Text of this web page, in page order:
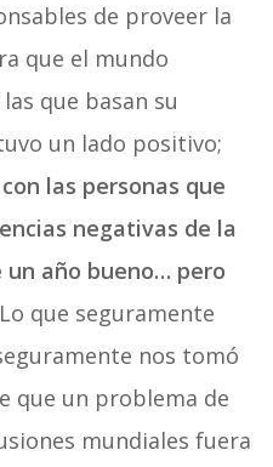
de proveer la
que el mundo
que basan su
un lado positivo;
las personas que
negativas de la
año bueno… pero
Lo que seguramente
nos tomó
que un problema de
mundiales fuera